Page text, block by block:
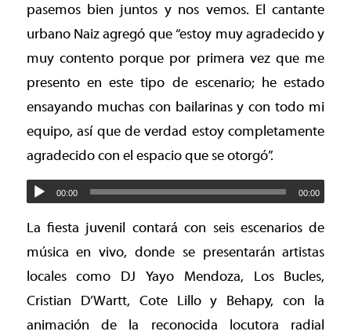
pasemos bien juntos y nos vemos. El cantante
urbano Naiz agregó que “estoy muy agradecido y
muy contento porque por primera vez que me
presento en este tipo de escenario; he estado
ensayando muchas con bailarinas y con todo mi
equipo, así que de verdad estoy completamente
agradecido con el espacio que se otorgó”.
00:00 00:00
La fiesta juvenil contará con seis escenarios de
música en vivo, donde se presentarán artistas
locales como DJ Yayo Mendoza, Los Bucles,
Cristian D’Wartt, Cote Lillo y Behapy, con la
animación de la reconocida locutora radial